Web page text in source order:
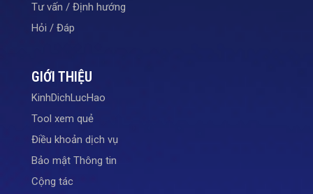
Tư vấn / Định hướng
Hỏi / Đáp
GIỚI THIỆU
KinhDichLucHao
Tool xem quẻ
Điều khoản dịch vụ
Bảo mật Thông tin
Cộng tác